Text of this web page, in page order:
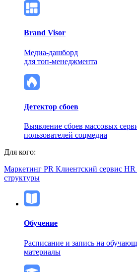
Brand Visor
Медиа-дашборд
для топ-менеджмента
Детектор сбоев
Выявление сбоев массовых
пользователей соцмедиа
Для кого:
Маркетинг PR Клиентский сервис HR
структуры
Обучение
Расписание и запись на
материалы